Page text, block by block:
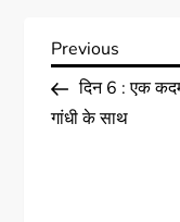
Previous
दिन 6 : एक
गांधी के साथ